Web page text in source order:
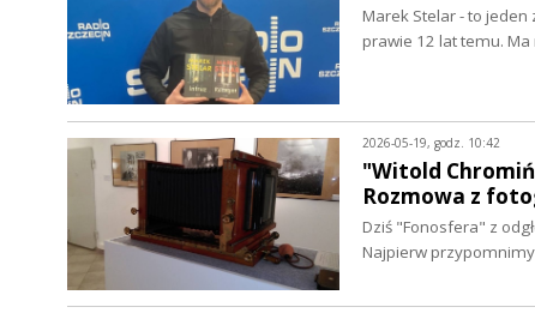
Marek Stelar - to
prawie 12 lat temu.
2026-05-19, godz. 10:42
"Witold
Rozmowa z
Dziś "Fonosfera" z
Najpierw